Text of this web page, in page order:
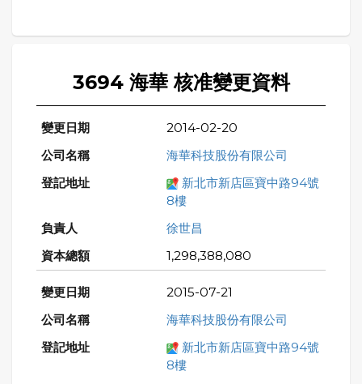
3694 海華 核准變更資料
2014-02-20
海華科技股份有限公司
新北市新店區寶中路94號
8樓
徐世昌
1,298,388,080
2015-07-21
海華科技股份有限公司
新北市新店區寶中路94號
8樓